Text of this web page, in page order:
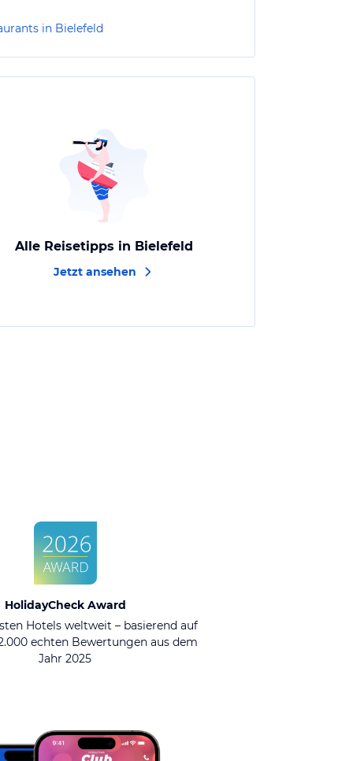
in Bielefeld
Alle Reisetipps in Bielefeld
Jetzt ansehen
HolidayCheck Award
Hotels weltweit – basierend auf
echten Bewertungen aus dem
Jahr 2025